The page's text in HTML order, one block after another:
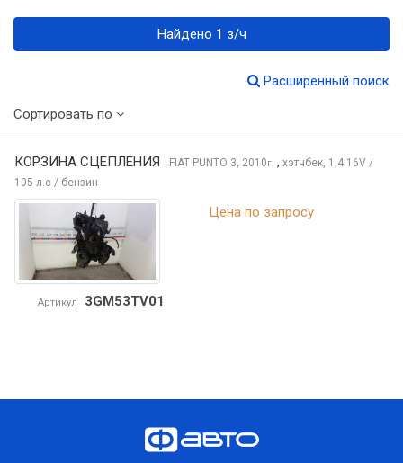
Найдено 1 з/ч
Расширенный поиск
Сортировать по
КОРЗИНА СЦЕПЛЕНИЯ FIAT PUNTO 3, 2010г. , хэтчбек, 1,4 16V /
105 л.с / бензин
Артикул 3GM53TV01
Цена по запросу